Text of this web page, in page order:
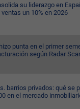
su liderazgo en
un 10% en 2026
punta en el primer
según Radar
barrios privados: qué se
en el mercado